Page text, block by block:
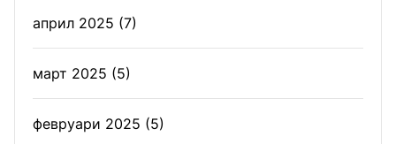
април 2025 (7)
март 2025 (5)
февруари 2025 (5)